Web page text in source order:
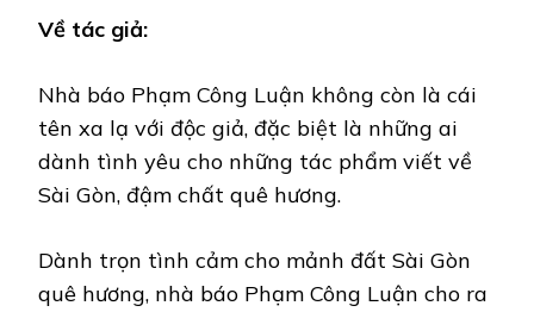
Về tác giả:
Nhà báo Phạm Công Luận không còn là cái
tên xa lạ với độc giả, đặc biệt là những ai
dành tình yêu cho những tác phẩm viết về
Sài Gòn, đậm chất quê hương.
Dành trọn tình cảm cho mảnh đất Sài Gòn
quê hương, nhà báo Phạm Công Luận cho ra